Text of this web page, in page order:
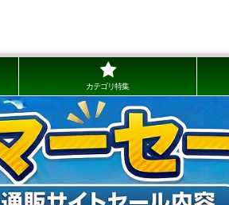
カテゴリ特集